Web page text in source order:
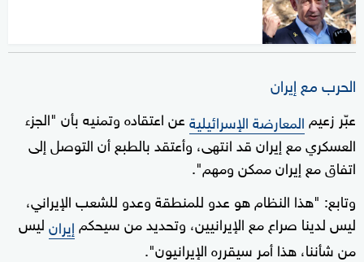
الحرب مع إيران
عبّر زعيم المعارضة الإسرائيليةعن اعتقاده وتمنيه بأن "الجزء
العسكري مع إيران قد انتهى، وأعتقد بالطبع أن التوصل إلى
اتفاق مع إيران ممكن ومهم".
وتابع: "هذا النظام هو عدو للمنطقة وعدو للشعب الإيراني،
ليس لدينا صراع مع الإيرانيين، وتحديد من سيحكم إيرانليس
من شأننا، هذا أمر سيقرره الإيرانيون".